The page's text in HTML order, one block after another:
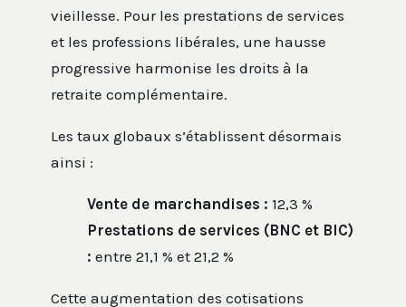
vieillesse. Pour les prestations de services
et les professions libérales, une hausse
progressive harmonise les droits à la
retraite complémentaire.
Les taux globaux s’établissent désormais
ainsi :
Vente de marchandises : 12,3 %
Prestations de services (BNC et BIC)
: entre 21,1 % et 21,2 %
Cette augmentation des cotisations